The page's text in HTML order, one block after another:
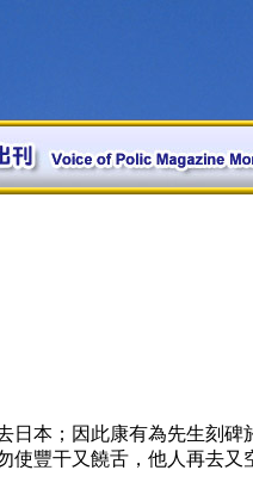
本；因此康有為先生刻碑
使豐干又饒舌，他人再去又